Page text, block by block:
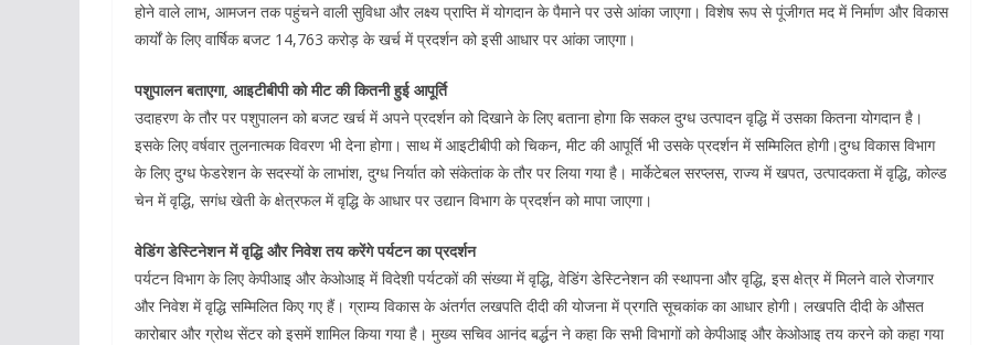
होने वाले लाभ, आमजन तक पहुंचने वाली सुविधा और लक्ष्य प्राप्ति में योगदान के पैमाने पर उसे आंका जाएगा। विशेष रूप से पूंजीगत मद में निर्माण और विकास
कार्यों के लिए वार्षिक बजट 14,763 करोड़ के खर्च में प्रदर्शन को इसी आधार पर आंका जाएगा।
पशुपालन बताएगा, आइटीबीपी को मीट की कितनी हुई आपूर्ति
उदाहरण के तौर पर पशुपालन को बजट खर्च में अपने प्रदर्शन को दिखाने के लिए बताना होगा कि सकल दुग्ध उत्पादन वृद्धि में उसका कितना योगदान है।
इसके लिए वर्षवार तुलनात्मक विवरण भी देना होगा। साथ में आइटीबीपी को चिकन, मीट की आपूर्ति भी उसके प्रदर्शन में सम्मिलित होगी।दुग्ध विकास विभाग
के लिए दुग्ध फेडरेशन के सदस्यों के लाभांश, दुग्ध निर्यात को संकेतांक के तौर पर लिया गया है। मार्केटेबल सरप्लस, राज्य में खपत, उत्पादकता में वृद्धि, कोल्ड
चेन में वृद्धि, सगंध खेती के क्षेत्रफल में वृद्धि के आधार पर उद्यान विभाग के प्रदर्शन को मापा जाएगा।
वेडिंग डेस्टिनेशन में वृद्धि और निवेश तय करेंगे पर्यटन का प्रदर्शन
पर्यटन विभाग के लिए केपीआइ और केओआइ में विदेशी पर्यटकों की संख्या में वृद्धि, वेडिंग डेस्टिनेशन की स्थापना और वृद्धि, इस क्षेत्र में मिलने वाले रोजगार
और निवेश में वृद्धि सम्मिलित किए गए हैं। ग्राम्य विकास के अंतर्गत लखपति दीदी की योजना में प्रगति सूचकांक का आधार होगी। लखपति दीदी के औसत
कारोबार और ग्रोथ सेंटर को इसमें शामिल किया गया है। मुख्य सचिव आनंद बर्द्धन ने कहा कि सभी विभागों को केपीआइ और केओआइ तय करने को कहा गया